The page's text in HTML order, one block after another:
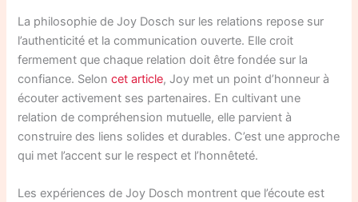
La philosophie de Joy Dosch sur les relations repose sur
l’authenticité et la communication ouverte. Elle croit
fermement que chaque relation doit être fondée sur la
confiance. Seloncet article, Joy met un point d’honneur à
écouter activement ses partenaires. En cultivant une
relation de compréhension mutuelle, elle parvient à
construire des liens solides et durables. C’est une approche
qui met l’accent sur le respect et l’honnêteté.
Les expériences de Joy Dosch montrent que l’écoute est